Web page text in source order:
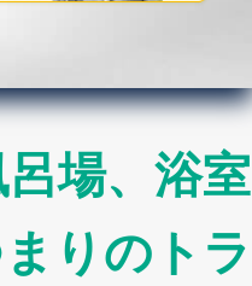
場、浴室
りのトラ